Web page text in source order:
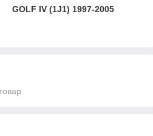
GOLF IV (1J1) 1997-2005